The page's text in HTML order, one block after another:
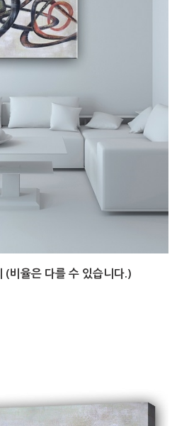
비율은 다를 수 있습니다.)